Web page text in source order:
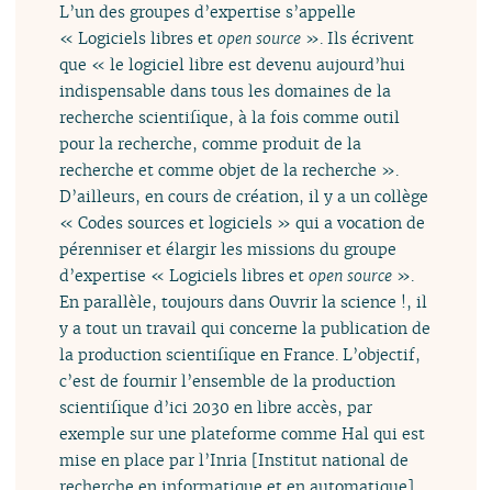
L’un des groupes d’expertise s’appelle
« Logiciels libres etopen source ». Ils écrivent
que « le logiciel libre est devenu aujourd’hui
indispensable dans tous les domaines de la
recherche scientifique, à la fois comme outil
pour la recherche, comme produit de la
recherche et comme objet de la recherche ».
D’ailleurs, en cours de création, il y a un collège
« Codes sources et logiciels » qui a vocation de
pérenniser et élargir les missions du groupe
d’expertise « Logiciels libres etopen source ».
En parallèle, toujours dans Ouvrir la science !, il
y a tout un travail qui concerne la publication de
la production scientifique en France. L’objectif,
c’est de fournir l’ensemble de la production
scientifique d’ici 2030 en libre accès, par
exemple sur une plateforme comme Hal qui est
mise en place par l’Inria [Institut national de